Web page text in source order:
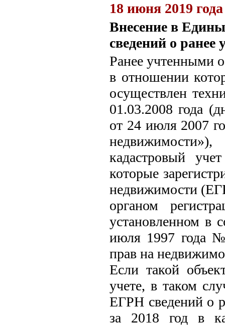
18 июня 2019 года
Внесение в
сведений о ранее
Ранее учтенными
в отношении
осуществлен
01.03.2008 года
от 24 июля 2007
кадастровый
которые
недвижимости
органом
установленном в
июля 1997 года №
прав на
Если такой
учете, в таком
ЕГРН сведений о
за 2018 год в